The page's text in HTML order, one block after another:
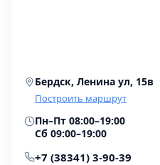
Бердск, Ленина ул, 15в
Построить маршрут
Пн–Пт 08:00–19:00
Сб 09:00–19:00
+7 (38341) 3-90-39